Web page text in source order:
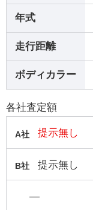
年式
走行距離
ボディカラー
各社査定額
A社 提示無し
B社 提示無し
―